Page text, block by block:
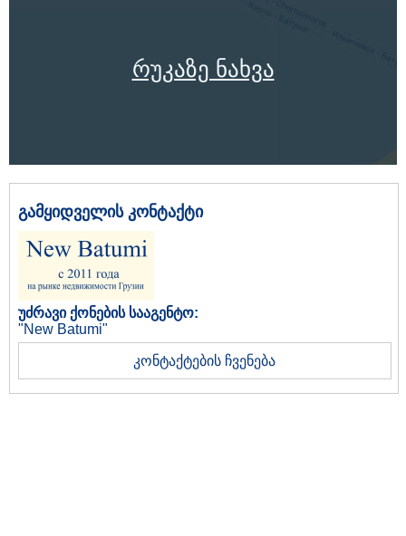
რუკაზე ნახვა
გამყიდველის კონტაქტი
უძრავი ქონების სააგენტო:
"New Batumi"
კონტაქტების ჩვენება